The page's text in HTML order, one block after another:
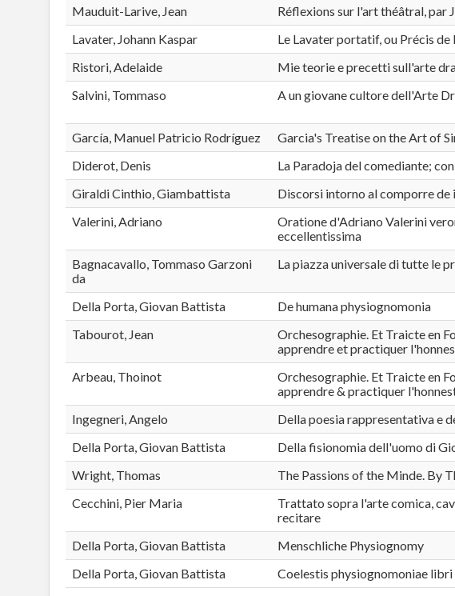
Mauduit-Larive, Jean Réflexions sur l'art théâtral, par
Lavater, Johann Kaspar
Le Lavater portatif, ou Précis
Ristori, Adelaide
Mie teorie e precetti sull'arte
Salvini, Tommaso
A un giovane cultore dell'Arte
García, Manuel Patricio Rodríguez Garcia's Treatise on the Art of
Diderot, Denis
La Paradoja del comediante;
Giraldi Cinthio, Giambattista
Discorsi intorno al comporre de
Valerini, Adriano
Oratione d'Adriano Valerini
eccellentissima
Bagnacavallo, Tommaso Garzoni
da
La piazza universale di tutte le
Della Porta, Giovan Battista De humana physiognomonia
Tabourot, Jean
Orchesographie. Et Traicte en
apprendre et practiquer
Arbeau, Thoinot
Orchesographie. Et Traicte en
apprendre & practiquer
Ingegneri, Angelo Della poesia rappresentativa e
Della Porta, Giovan Battista
Della fisionomia dell'uomo di
Wright, Thomas
The Passions of the Minde. By
Cecchini, Pier Maria
Trattato sopra l'arte comica,
recitare
Della Porta, Giovan Battista Menschliche Physiognomy
Della Porta, Giovan Battista
Coelestis physiognomoniae libri